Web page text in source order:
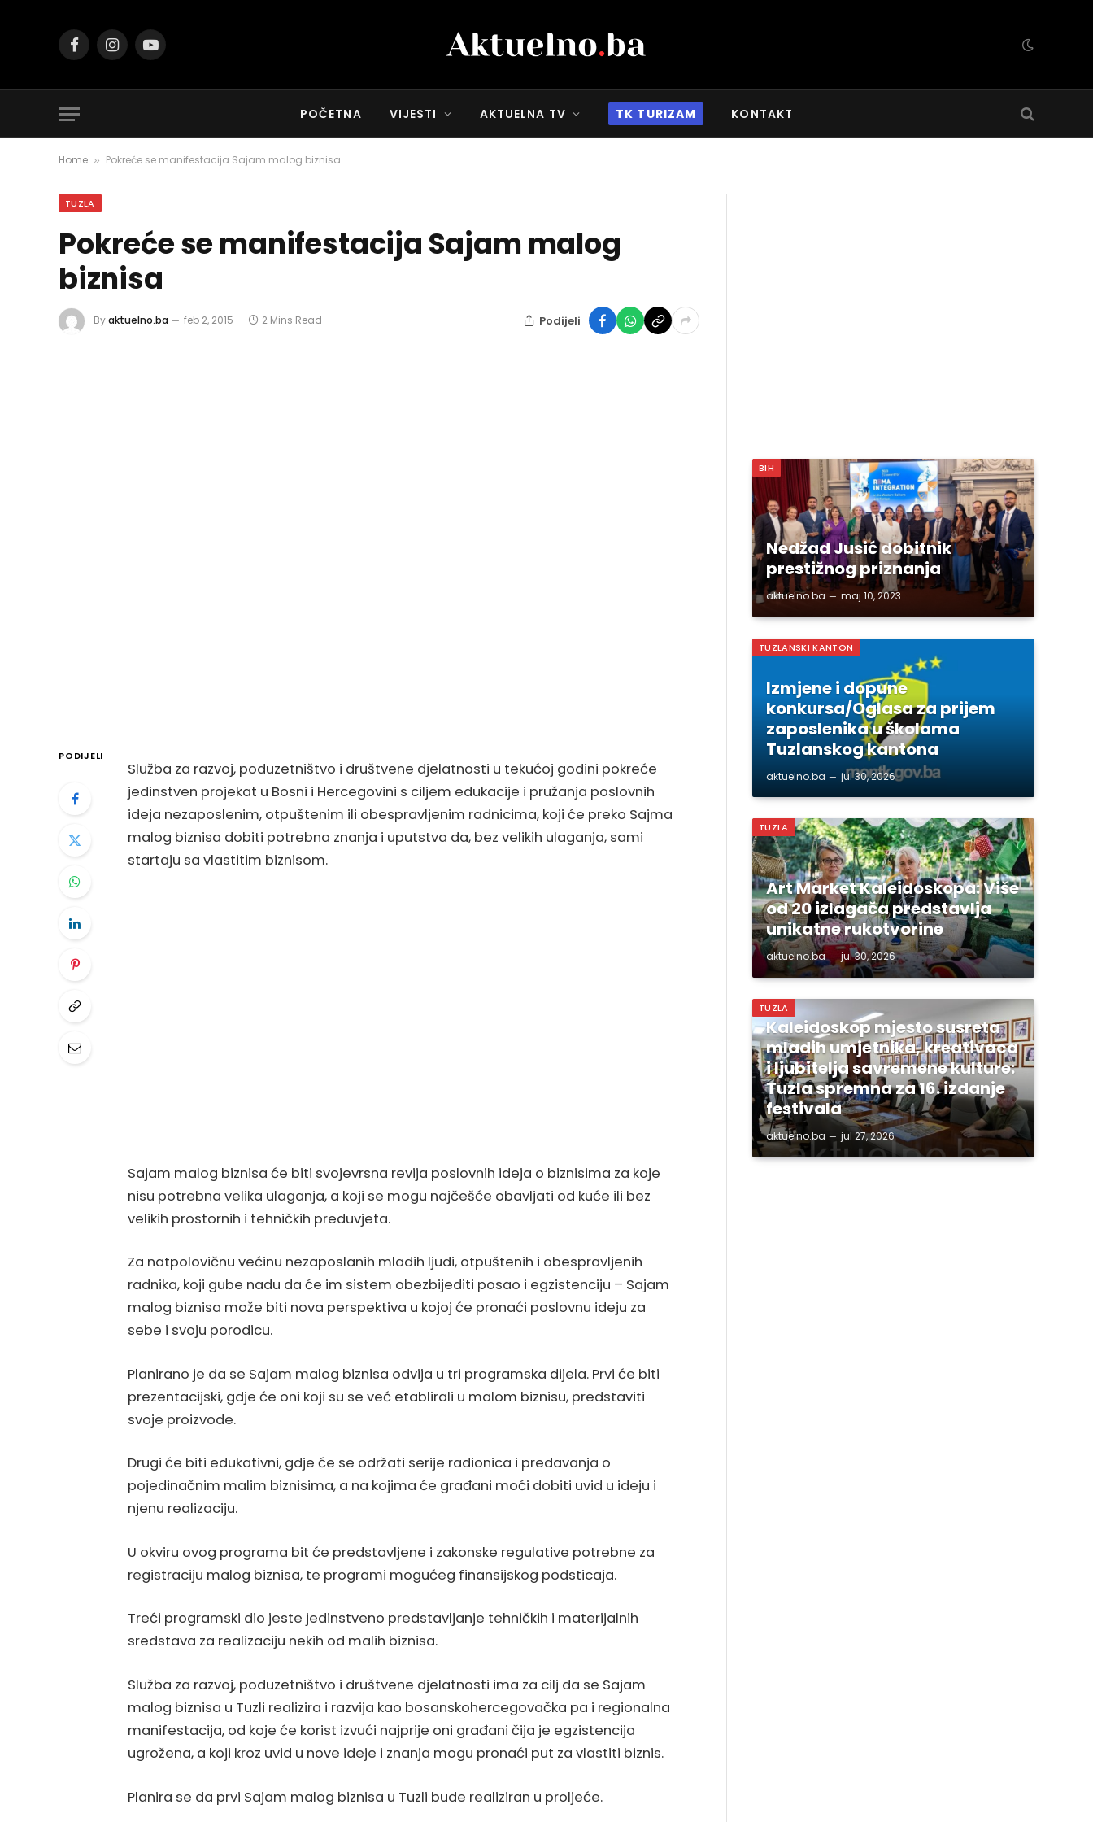
FacebookInstagramYouTube
POČETNA VIJESTI AKTUELNA TV TK TURIZAM KONTAKT
Home » Pokreće se manifestacija Sajam malog biznisa
TUZLA
Pokreće se manifestacija Sajam malog
biznisa
Byaktuelno.ba feb 2, 2015 2 Mins Read Podijeli
PODIJELI
Služba za razvoj, poduzetništvo i društvene djelatnosti u tekućoj godini pokreće
jedinstven projekat u Bosni i Hercegovini s ciljem edukacije i pružanja poslovnih
ideja nezaposlenim, otpuštenim ili obespravljenim radnicima, koji će preko Sajma
malog biznisa dobiti potrebna znanja i uputstva da, bez velikih ulaganja, sami
startaju sa vlastitim biznisom.
Sajam malog biznisa će biti svojevrsna revija poslovnih ideja o biznisima za koje
nisu potrebna velika ulaganja, a koji se mogu najčešće obavljati od kuće ili bez
velikih prostornih i tehničkih preduvjeta.
Za natpolovičnu većinu nezaposlanih mladih ljudi, otpuštenih i obespravljenih
radnika, koji gube nadu da će im sistem obezbijediti posao i egzistenciju – Sajam
malog biznisa može biti nova perspektiva u kojoj će pronaći poslovnu ideju za
sebe i svoju porodicu.
Planirano je da se Sajam malog biznisa odvija u tri programska dijela. Prvi će biti
prezentacijski, gdje će oni koji su se već etablirali u malom biznisu, predstaviti
svoje proizvode.
Drugi će biti edukativni, gdje će se održati serije radionica i predavanja o
pojedinačnim malim biznisima, a na kojima će građani moći dobiti uvid u ideju i
njenu realizaciju.
U okviru ovog programa bit će predstavljene i zakonske regulative potrebne za
registraciju malog biznisa, te programi mogućeg finansijskog podsticaja.
Treći programski dio jeste jedinstveno predstavljanje tehničkih i materijalnih
sredstava za realizaciju nekih od malih biznisa.
Služba za razvoj, poduzetništvo i društvene djelatnosti ima za cilj da se Sajam
malog biznisa u Tuzli realizira i razvija kao bosanskohercegovačka pa i regionalna
manifestacija, od koje će korist izvući najprije oni građani čija je egzistencija
ugrožena, a koji kroz uvid u nove ideje i znanja mogu pronaći put za vlastiti biznis.
Planira se da prvi Sajam malog biznisa u Tuzli bude realiziran u proljeće.
BIH
Nedžad Jusić dobitnik
prestižnog priznanja
aktuelno.ba maj 10, 2023
TUZLANSKI KANTON
Izmjene i dopune
konkursa/Oglasa za prijem
zaposlenika u školama
Tuzlanskog kantona
aktuelno.ba jul 30, 2026
TUZLA
Art Market Kaleidoskopa: Više
od 20 izlagača predstavlja
unikatne rukotvorine
aktuelno.ba jul 30, 2026
TUZLA
Kaleidoskop mjesto susreta
mladih umjetnika, kreativaca
i ljubitelja savremene kulture:
Tuzla spremna za 16. izdanje
festivala
aktuelno.ba jul 27, 2026